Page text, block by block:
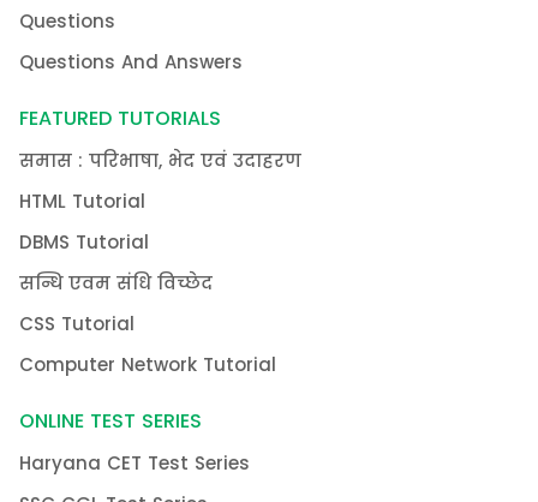
Questions
Questions And Answers
FEATURED TUTORIALS
समास : परिभाषा, भेद एवं उदाहरण
HTML Tutorial
DBMS Tutorial
सन्धि एवम संधि विच्छेद
CSS Tutorial
Computer Network Tutorial
ONLINE TEST SERIES
Haryana CET Test Series